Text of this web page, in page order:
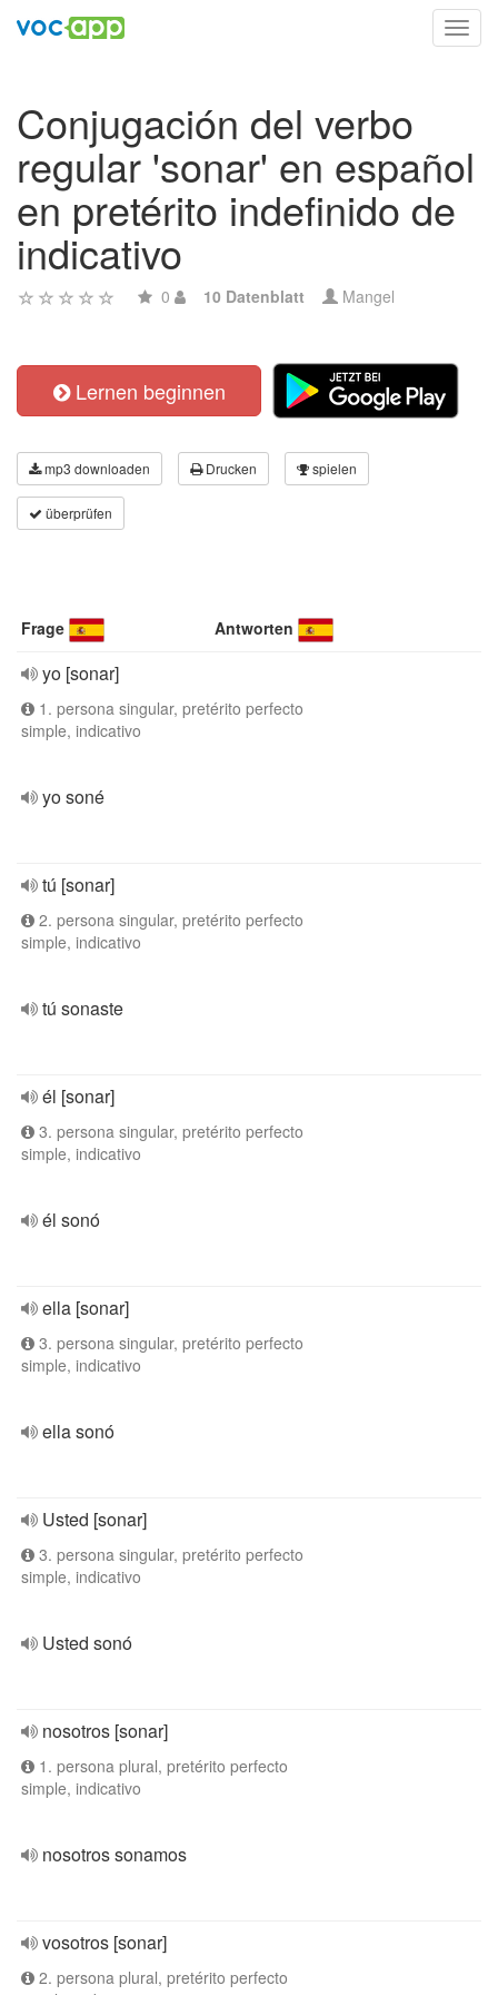
Conjugación del verbo
regular 'sonar' en español
en pretérito indefinido de
indicativo
0 10 Datenblatt Mangel
Lernen beginnen
mp3 downloaden Drucken spielen
überprüfen
Frage Antworten
yo [sonar]
1. persona singular, pretérito perfecto
simple, indicativo
yo soné
tú [sonar]
2. persona singular, pretérito perfecto
simple, indicativo
tú sonaste
él [sonar]
3. persona singular, pretérito perfecto
simple, indicativo
él sonó
ella [sonar]
3. persona singular, pretérito perfecto
simple, indicativo
ella sonó
Usted [sonar]
3. persona singular, pretérito perfecto
simple, indicativo
Usted sonó
nosotros [sonar]
1. persona plural, pretérito perfecto
simple, indicativo
nosotros sonamos
vosotros [sonar]
2. persona plural, pretérito perfecto